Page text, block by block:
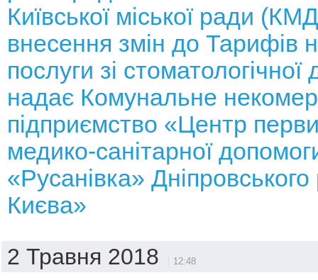
Київської міської ради
внесення змін до Тарифів
послуги зі стоматологічної
надає Комунальне
підприємство «Центр
медико-санітарної
«Русанівка»
Києва»
2 Травня 2018 12:48